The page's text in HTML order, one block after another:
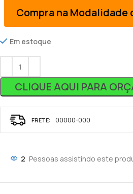
Compra na Modalidade
Em estoque
CLIQUE AQUI PARA
2 Pessoas assistindo este